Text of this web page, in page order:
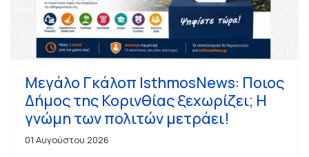
Μεγάλο Γκάλοπ IsthmosNews: Ποιος
Δήμος της Κορινθίας ξεχωρίζει; Η
γνώμη των πολιτών μετράει!
01 Αυγούστου 2026